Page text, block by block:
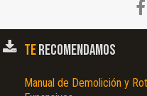
TERECOMENDAMOS
Manual de Demolición y